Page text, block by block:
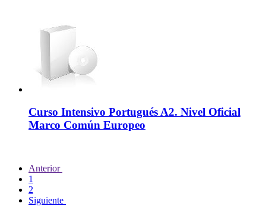
Curso Intensivo Portugués A2. Nivel Oficial
Marco Común Europeo
Anterior
1
2
Siguiente